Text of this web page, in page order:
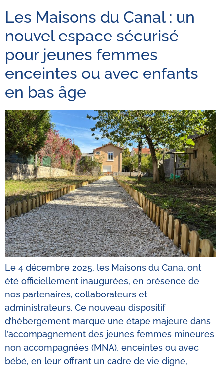
Les Maisons du Canal : un
nouvel espace sécurisé
pour jeunes femmes
enceintes ou avec enfants
en bas âge
Le 4 décembre 2025, les Maisons du Canal ont
été officiellement inaugurées, en présence de
nos partenaires, collaborateurs et
administrateurs. Ce nouveau dispositif
d’hébergement marque une étape majeure dans
l’accompagnement des jeunes femmes mineures
non accompagnées (MNA), enceintes ou avec
bébé, en leur offrant un cadre de vie digne,